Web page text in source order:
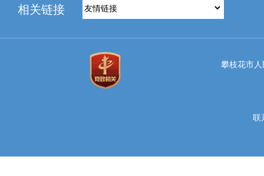
相关链接
攀枝花市人
联